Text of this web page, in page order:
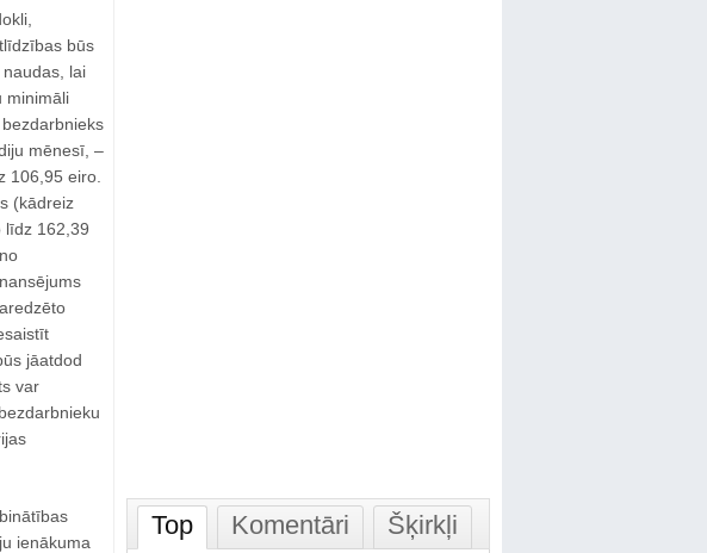
būs
lai
minimāli
mēnesī, –
106,95 eiro.
(kādreiz
līdz 162,39
jāatdod
var
ienākuma
Top Komentāri Šķirkļi